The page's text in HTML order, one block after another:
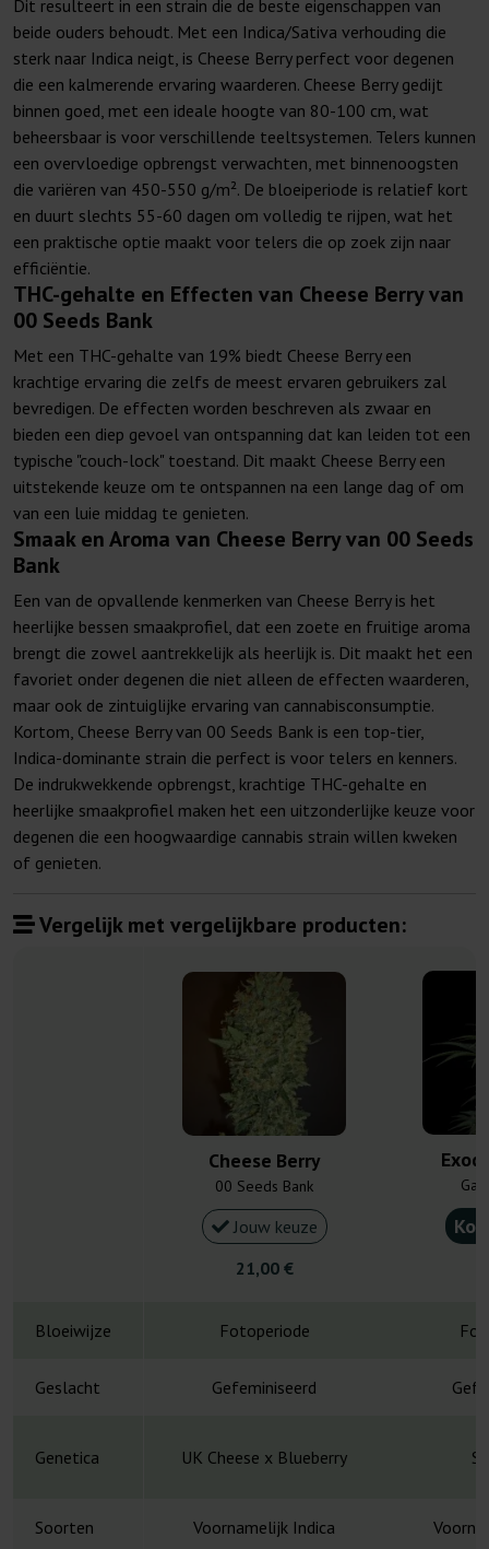
Dit resulteert in een strain die de beste eigenschappen van
beide ouders behoudt. Met een Indica/Sativa verhouding die
sterk naar Indica neigt, is Cheese Berry perfect voor degenen
die een kalmerende ervaring waarderen. Cheese Berry gedijt
binnen goed, met een ideale hoogte van 80-100 cm, wat
beheersbaar is voor verschillende teeltsystemen. Telers kunnen
een overvloedige opbrengst verwachten, met binnenoogsten
die variëren van 450-550 g/m². De bloeiperiode is relatief kort
en duurt slechts 55-60 dagen om volledig te rijpen, wat het
een praktische optie maakt voor telers die op zoek zijn naar
efficiëntie.
THC-gehalte en Effecten van Cheese Berry van
00 Seeds Bank
Met een THC-gehalte van 19% biedt Cheese Berry een
krachtige ervaring die zelfs de meest ervaren gebruikers zal
bevredigen. De effecten worden beschreven als zwaar en
bieden een diep gevoel van ontspanning dat kan leiden tot een
typische "couch-lock" toestand. Dit maakt Cheese Berry een
uitstekende keuze om te ontspannen na een lange dag of om
van een luie middag te genieten.
Smaak en Aroma van Cheese Berry van 00 Seeds
Bank
Een van de opvallende kenmerken van Cheese Berry is het
heerlijke bessen smaakprofiel, dat een zoete en fruitige aroma
brengt die zowel aantrekkelijk als heerlijk is. Dit maakt het een
favoriet onder degenen die niet alleen de effecten waarderen,
maar ook de zintuiglijke ervaring van cannabisconsumptie.
Kortom, Cheese Berry van 00 Seeds Bank is een top-tier,
Indica-dominante strain die perfect is voor telers en kenners.
De indrukwekkende opbrengst, krachtige THC-gehalte en
heerlijke smaakprofiel maken het een uitzonderlijke keuze voor
degenen die een hoogwaardige cannabis strain willen kweken
of genieten.
Vergelijk met vergelijkbare producten:
Cheese Berry
00 Seeds Bank
Jouw keuze
21,00 €
Bloeiwijze Fotoperiode
Geslacht Gefeminiseerd
Genetica UK Cheese x Blueberry
Soorten Voornamelijk Indica